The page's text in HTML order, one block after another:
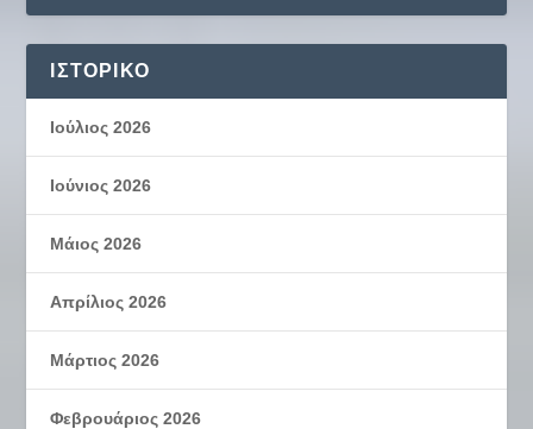
ΙΣΤΟΡΙΚΌ
Ιούλιος 2026
Ιούνιος 2026
Μάιος 2026
Απρίλιος 2026
Μάρτιος 2026
Φεβρουάριος 2026